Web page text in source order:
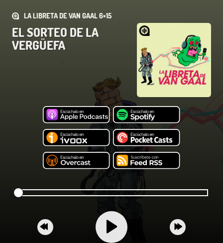
LA LIBRETA DE VAN GAAL 6×15
EL SORTEO DE LA
VERGÜEFA